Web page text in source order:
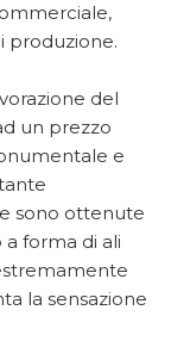
produzione.
del
un prezzo
e
sono ottenute
forma di ali
la sensazione